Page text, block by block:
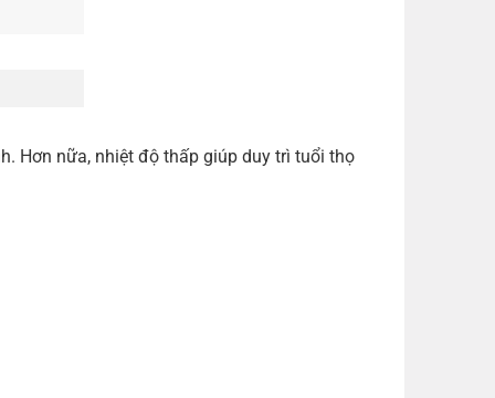
Hơn nữa, nhiệt độ thấp giúp duy trì tuổi thọ